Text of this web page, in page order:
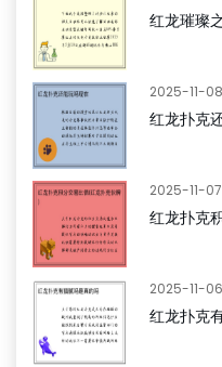
红龙璀璨
2025-11-08
红龙扑克
2025-11-07
红龙扑克
2025-11-06
红龙扑克